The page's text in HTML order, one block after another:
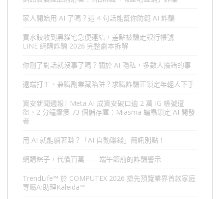
家人開始用 AI 了嗎？這 4 句話能幫你防範 AI 詐騙
買水餃收到黑貓宅急便連結，差點被騙走銀行帳號——
LINE 網購詐騙 2026 完整劇本拆解
你刪了對話就沒事了嗎？關於 AI 隱私，多數人搞錯的事
遠端打工、兼職副業藏陷阱？求職詐騙正鎖定年輕人下手
資安新聞週報| Meta AI 成資安破口逾 2 萬 IG 帳號遭
盜、2 分鐘癱瘓 73 個儲存庫：Miasma 蠕蟲鎖定 AI 開發
者
用 AI 就能躺著賺？「AI 自動賺錢」簡訊別點！
網購粽子，代價百萬——端午節前的詐騙警示
TrendLife™ 於 COMPUTEX 2026 搶先預覽業界首款家庭
專屬AI助理Kaleida™